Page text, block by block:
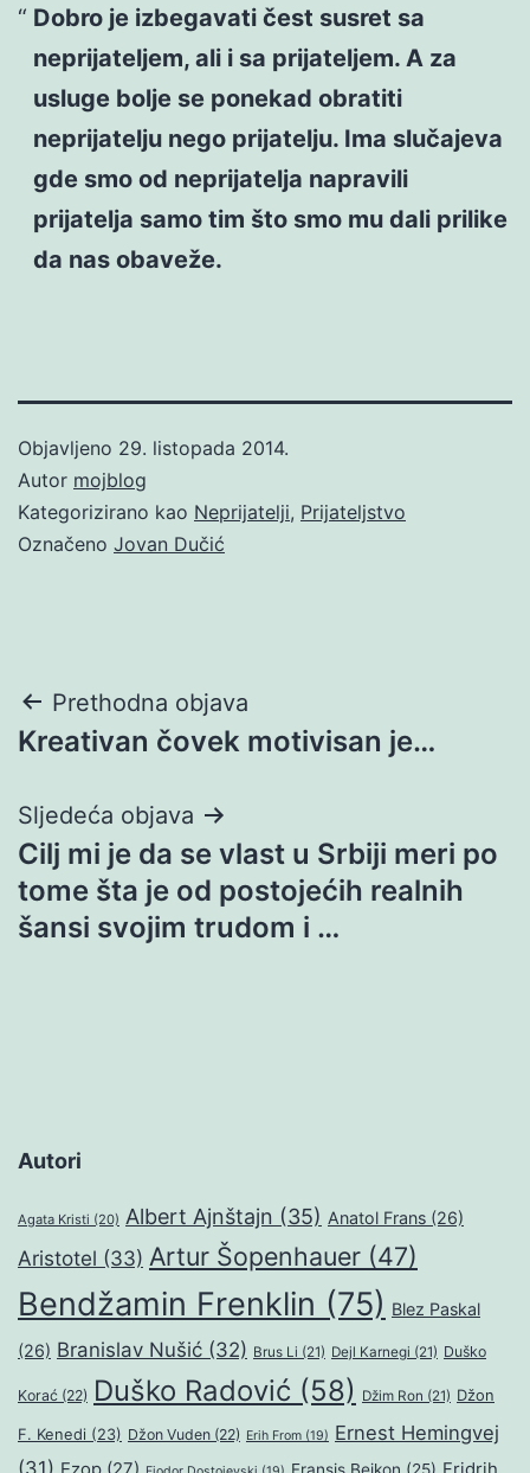
Dobro je izbegavati čest susret sa
neprijateljem, ali i sa prijateljem. A za
usluge bolje se ponekad obratiti
neprijatelju nego prijatelju. Ima slučajeva
gde smo od neprijatelja napravili
prijatelja samo tim što smo mu dali prilike
da nas obaveže.
Objavljeno 29. listopada 2014.
Autor mojblog
Kategorizirano kao Neprijatelji, Prijateljstvo
Označeno Jovan Dučić
Navigacija
objava
Prethodna objava
Kreativan čovek motivisan je…
Sljedeća objava
Cilj mi je da se vlast u Srbiji meri po
tome šta je od postojećih realnih
šansi svojim trudom i …
Autori
Agata Kristi (20) Albert Ajnštajn (35) Anatol Frans (26)
Aristotel (33) Artur Šopenhauer (47)
Bendžamin Frenklin (75) Blez Paskal
(26) Branislav Nušić (32) Brus Li (21) Dejl Karnegi (21) Duško
Korać (22) Duško Radović (58) Džim Ron (21) Džon
F. Kenedi (23) Džon Vuden (22) Erih From (19) Ernest Hemingvej